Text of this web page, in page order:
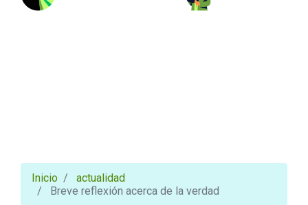
Inicio
actualidad
Breve reflexión acerca de la verdad